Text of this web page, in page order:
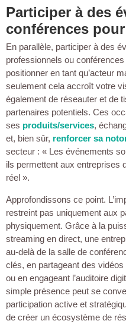
Participer à des
conférences
En parallèle, participer à des
professionnels ou
positionner en tant qu’acteur
seulement cela accroît votre
également de réseauter et de
partenaires potentiels. Ces
ses produits/services,
et, bien sûr, renforcer sa
secteur : « Les événements
ils permettent aux entreprises
réel ».
Approfondissons ce point.
restreint pas uniquement aux
physiquement. Grâce à la
streaming en direct, une
au-delà de la salle de
clés, en partageant des
ou en engageant l’auditoire
simple présence peut se
participation active et
de créer un écosystème de